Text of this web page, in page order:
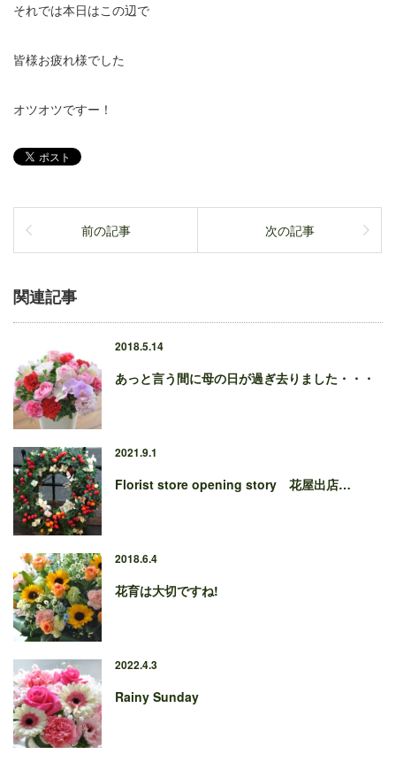
それでは本日はこの辺で
皆様お疲れ様でした
オツオツですー！
前の記事 次の記事
関連記事
2018.5.14
あっと言う間に母の日が過ぎ去りました・・・
2021.9.1
Florist store opening story 花屋出店…
2018.6.4
花育は大切ですね!
2022.4.3
Rainy Sunday